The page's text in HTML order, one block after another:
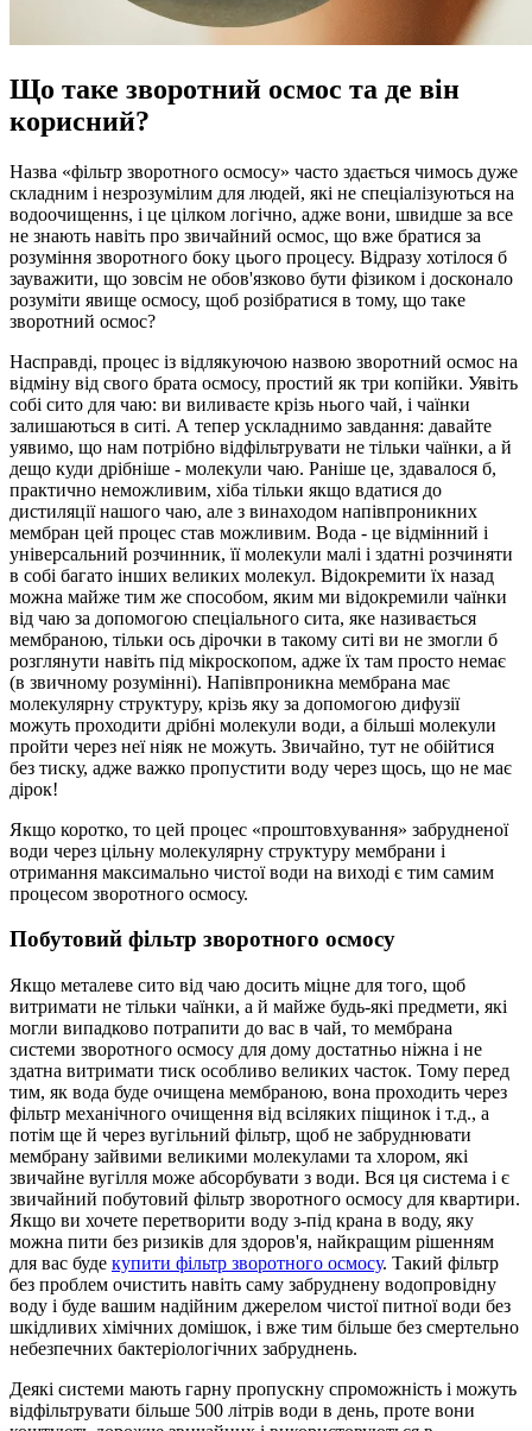
Що таке зворотний осмос та де він
корисний?
Назва «фільтр зворотного осмосу» часто здається чимось дуже
складним і незрозумілим для людей, які не спеціалізуються на
водоочищеннs, і це цілком логічно, адже вони, швидше за все
не знають навіть про звичайний осмос, що вже братися за
розуміння зворотного боку цього процесу. Відразу хотілося б
зауважити, що зовсім не обов'язково бути фізиком і досконало
розуміти явище осмосу, щоб розібратися в тому, що таке
зворотний осмос?
Насправді, процес із відлякуючою назвою зворотний осмос на
відміну від свого брата осмосу, простий як три копійки. Уявіть
собі сито для чаю: ви виливаєте крізь нього чай, і чаїнки
залишаються в ситі. А тепер ускладнимо завдання: давайте
уявимо, що нам потрібно відфільтрувати не тільки чаїнки, а й
дещо куди дрібніше - молекули чаю. Раніше це, здавалося б,
практично неможливим, хіба тільки якщо вдатися до
дистиляції нашого чаю, але з винаходом напівпроникних
мембран цей процес став можливим. Вода - це відмінний і
універсальний розчинник, її молекули малі і здатні розчиняти
в собі багато інших великих молекул. Відокремити їх назад
можна майже тим же способом, яким ми відокремили чаїнки
від чаю за допомогою спеціального сита, яке називається
мембраною, тільки ось дірочки в такому ситі ви не змогли б
розглянути навіть під мікроскопом, адже їх там просто немає
(в звичному розумінні). Напівпроникна мембрана має
молекулярну структуру, крізь яку за допомогою дифузії
можуть проходити дрібні молекули води, а більші молекули
пройти через неї ніяк не можуть. Звичайно, тут не обійтися
без тиску, адже важко пропустити воду через щось, що не має
дірок!
Якщо коротко, то цей процес «проштовхування» забрудненої
води через цільну молекулярну структуру мембрани і
отримання максимально чистої води на виході є тим самим
процесом зворотного осмосу.
Побутовий фільтр зворотного осмосу
Якщо металеве сито від чаю досить міцне для того, щоб
витримати не тільки чаїнки, а й майже будь-які предмети, які
могли випадково потрапити до вас в чай, то мембрана
системи зворотного осмосу для дому достатньо ніжна і не
здатна витримати тиск особливо великих часток. Тому перед
тим, як вода буде очищена мембраною, вона проходить через
фільтр механічного очищення від всіляких піщинок і т.д., а
потім ще й через вугільний фільтр, щоб не забруднювати
мембрану зайвими великими молекулами та хлором, які
звичайне вугілля може абсорбувати з води. Вся ця система і є
звичайний побутовий фільтр зворотного осмосу для квартири.
Якщо ви хочете перетворити воду з-під крана в воду, яку
можна пити без ризиків для здоров'я, найкращим рішенням
для вас буде купити фільтр зворотного осмосу. Такий фільтр
без проблем очистить навіть саму забруднену водопровідну
воду і буде вашим надійним джерелом чистої питної води без
шкідливих хімічних домішок, і вже тим більше без смертельно
небезпечних бактеріологічних забруднень.
Деякі системи мають гарну пропускну спроможність і можуть
відфільтрувати більше 500 літрів води в день, проте вони